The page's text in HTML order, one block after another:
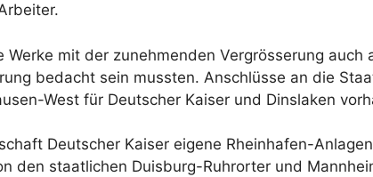
Werke mit der zunehmenden Vergrösserung auch
bedacht sein mussten. Anschlüsse an die
West für Deutscher Kaiser und Dinslaken
Deutscher Kaiser eigene Rheinhafen-
den staatlichen Duisburg-Ruhrorter und